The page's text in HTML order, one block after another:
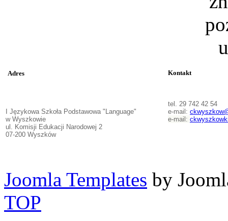
Adres Kontakt
I Językowa Szkoła Podstawowa "Language"
w Wyszkowie
ul. Komisji Edukacji Narodowej 2
07-200 Wyszków
tel. 29 742 42 54
e-mail:
e-mail:
Joomla Templates by
TOP